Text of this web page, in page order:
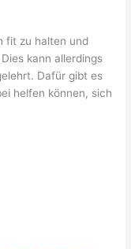
fit zu halten und
kann allerdings
Dafür gibt es
helfen können, sich